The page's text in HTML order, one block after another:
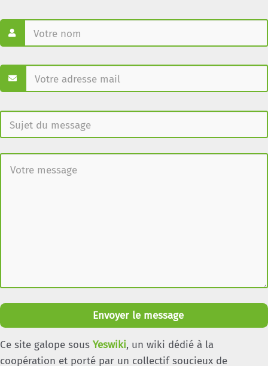
Envoyer le message
Ce site galope sous Yeswiki, un wiki dédié à la
coopération et porté par un collectif soucieux de